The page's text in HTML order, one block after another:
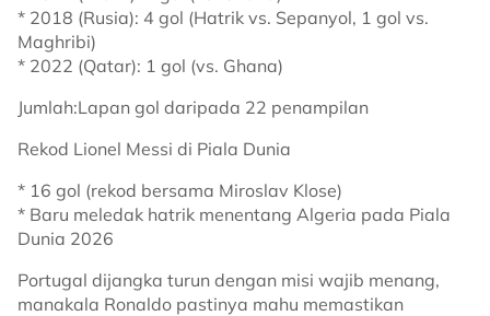
* 2018 (Rusia): 4 gol (Hatrik vs. Sepanyol, 1 gol vs.
Maghribi)
* 2022 (Qatar): 1 gol (vs. Ghana)
Jumlah:Lapan gol daripada 22 penampilan
Rekod Lionel Messi di Piala Dunia
* 16 gol (rekod bersama Miroslav Klose)
* Baru meledak hatrik menentang Algeria pada Piala
Dunia 2026
Portugal dijangka turun dengan misi wajib menang,
manakala Ronaldo pastinya mahu memastikan